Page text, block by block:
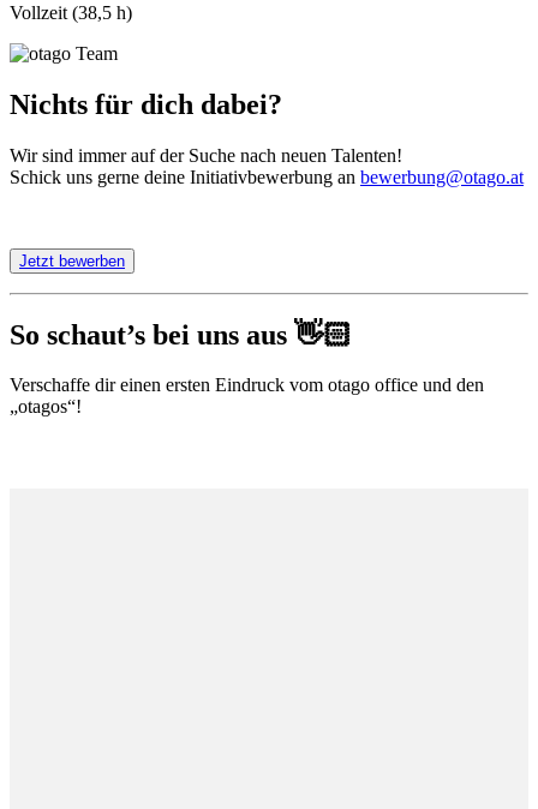
Vollzeit (38,5 h)
Nichts für dich dabei?
Wir sind immer auf der Suche nach neuen Talenten!
Schick uns gerne deine Initiativbewerbung an bewerbung@otago.at
Jetzt bewerben
So schaut’s bei uns aus 👋🏻
Verschaffe dir einen ersten Eindruck vom otago office und den
„otagos“!